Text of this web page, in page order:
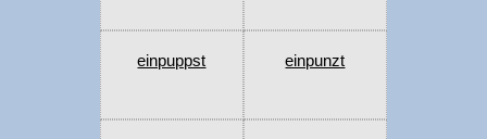
einpuppst einpunzt